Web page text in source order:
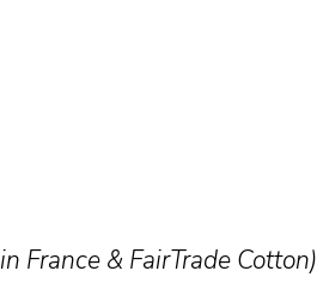
France & FairTrade Cotton)